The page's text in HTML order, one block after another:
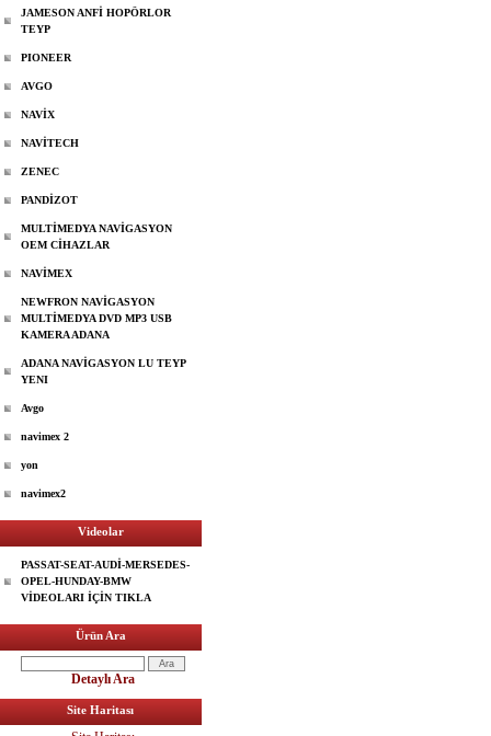
JAMESON ANFİ HOPÖRLOR
TEYP
PIONEER
AVGO
NAVİX
NAVİTECH
ZENEC
PANDİZOT
MULTİMEDYA NAVİGASYON
OEM CİHAZLAR
NAVİMEX
NEWFRON NAVİGASYON
MULTİMEDYA DVD MP3 USB
KAMERA ADANA
ADANA NAVİGASYON LU TEYP
YENI
Avgo
navimex 2
yon
navimex2
Videolar
PASSAT-SEAT-AUDİ-MERSEDES-
OPEL-HUNDAY-BMW
VİDEOLARI İÇİN TIKLA
Ürün Ara
Detaylı Ara
Site Haritası